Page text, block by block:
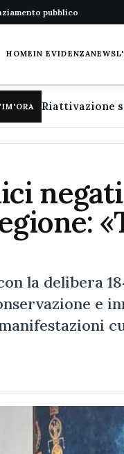
pubblico
HOMEIN EVIDENZANEWS
negati
la delibera
e